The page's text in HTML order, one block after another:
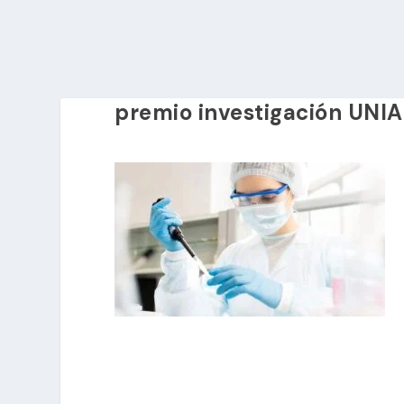
premio investigación